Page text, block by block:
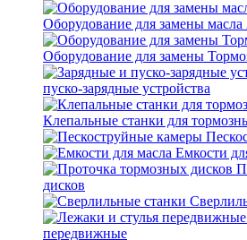
Оборудование для замены
Оборудование для замены
пуско-зарядные устройства
Клепальные станки для
Емкости
дисков
передвижные